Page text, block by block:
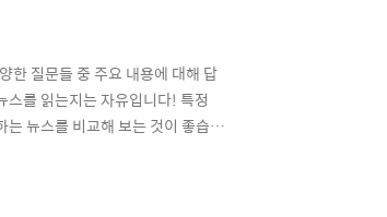
한 질문들 중 주요 내용에 대해 답
를 읽는지는 자유입니다! 특정
뉴스를 비교해 보는 것이 좋습니
별법을 살펴보실 수 있습니다.